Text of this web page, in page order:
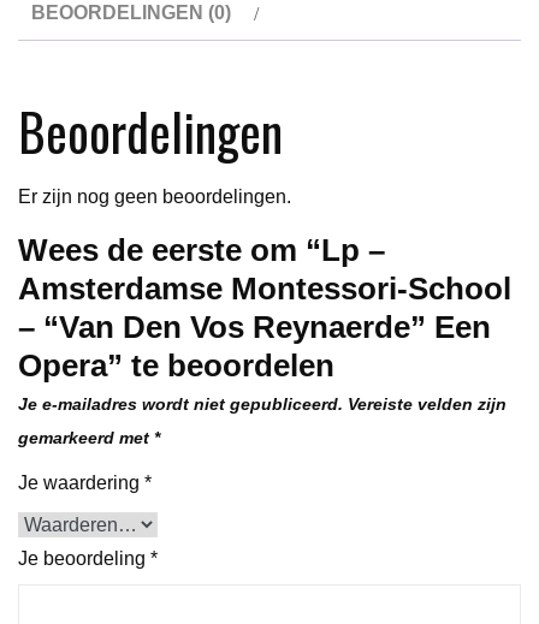
Vos
Reynaerde"
aantal
BEOORDELINGEN (0)
Beoordelingen
Er zijn nog geen beoordelingen.
Wees de eerste om “Lp –
Amsterdamse Montessori-School
– “Van Den Vos Reynaerde” Een
Opera” te beoordelen
Je e-mailadres wordt niet gepubliceerd. Vereiste velden zijn
gemarkeerd met *
Je waardering *
Je beoordeling *